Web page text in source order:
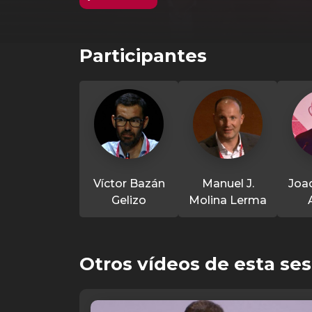
Participantes
Víctor Bazán
Gelizo
Manuel J.
Molina Lerma
Otros vídeos de esta